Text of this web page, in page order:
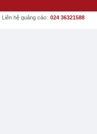
Liên hệ quảng cáo: 024 36321588